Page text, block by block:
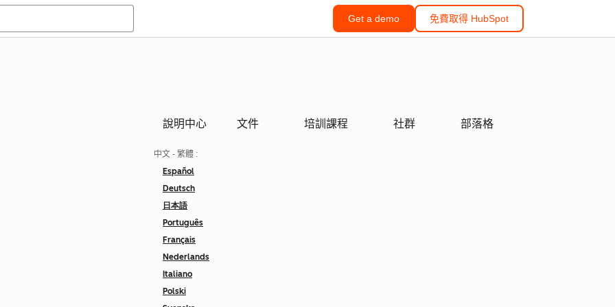
Get a demo 免費取得 HubSpot
說明中心 文件 培訓課程 社群 部落格
中文 - 繁體 :
Español
Deutsch
日本語
Português
Français
Nederlands
Italiano
Polski